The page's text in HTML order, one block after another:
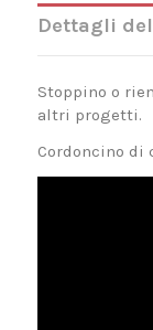
Dettagli
Stoppino o
altri progetti.
Cordoncino di